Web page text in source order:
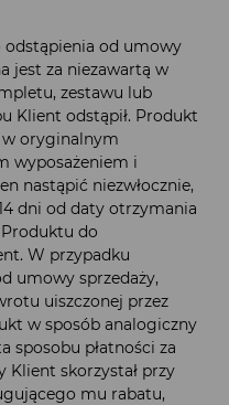
od umowy
jest za niezawartą w
zestawu lub
Klient odstąpił. Produkt
w oryginalnym
wyposażeniem i
nastąpić niezwłocznie,
dni od daty otrzymania
Produktu do
W przypadku
umowy sprzedaży,
uiszczonej przez
w sposób analogiczny
sposobu płatności za
Klient skorzystał przy
mu rabatu,